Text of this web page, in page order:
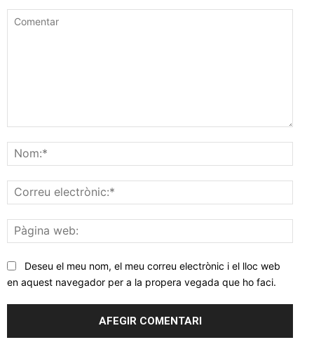
web:
Deseu el meu nom, el meu correu electrònic i el lloc web
en aquest navegador per a la propera vegada que ho faci.